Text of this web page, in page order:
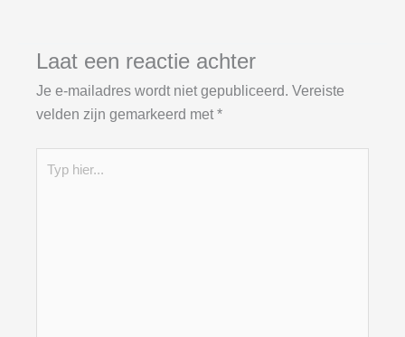
Laat een reactie achter
Je e-mailadres wordt niet gepubliceerd. Vereiste
velden zijn gemarkeerd met *
hier...